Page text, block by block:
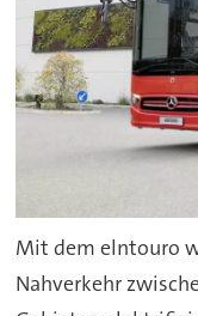
Mit dem elntouro
Nahverkehr